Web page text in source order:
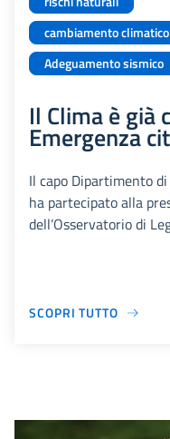
cambiamento climatico
Adeguamento sismico
Il Clima è già
Emergenza
Il capo Dipartimento
ha partecipato alla
dell’Osservatorio di
SCOPRI TUTTO